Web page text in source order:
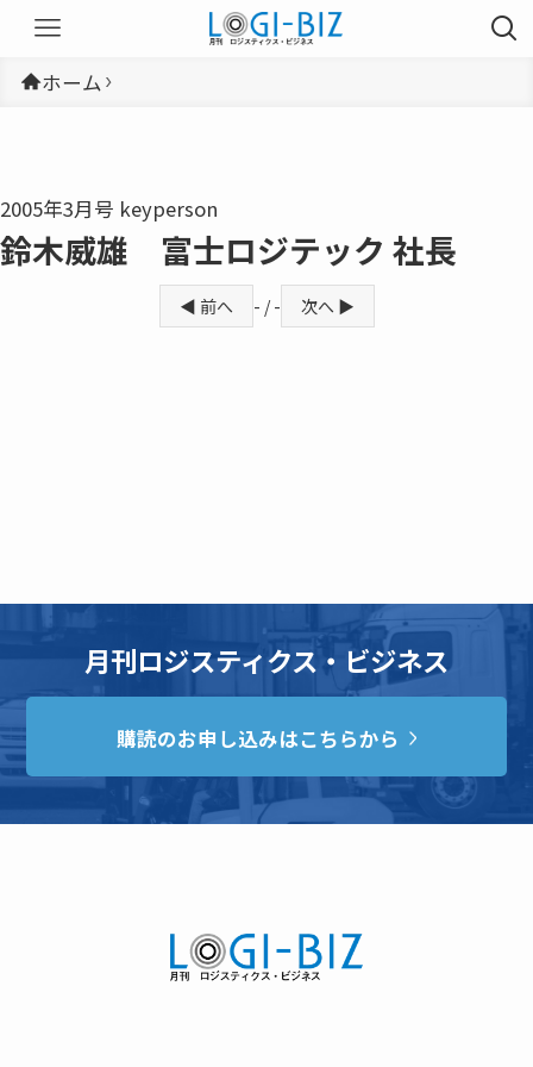
ホーム
2005年3月号 keyperson
鈴木威雄 富士ロジテック 社長
◀ 前へ - / - 次へ ▶
月刊ロジスティクス・ビジネス
購読のお申し込みはこちらから